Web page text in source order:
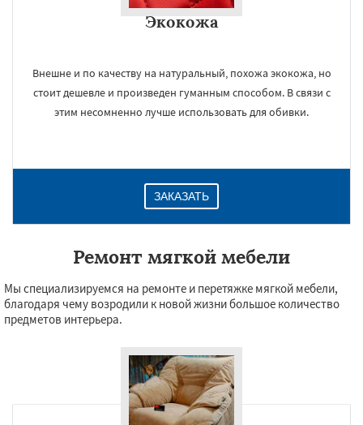
Экокожа
Внешне и по качеству на натуральный, похожа экокожа, но
стоит дешевле и произведен гуманным способом. В связи с
этим несомненно лучше использовать для обивки.
ЗАКАЗАТЬ
Ремонт мягкой мебели
Мы специализируемся на ремонте и перетяжке мягкой мебели,
благодаря чему возродили к новой жизни большое количество
предметов интерьера.